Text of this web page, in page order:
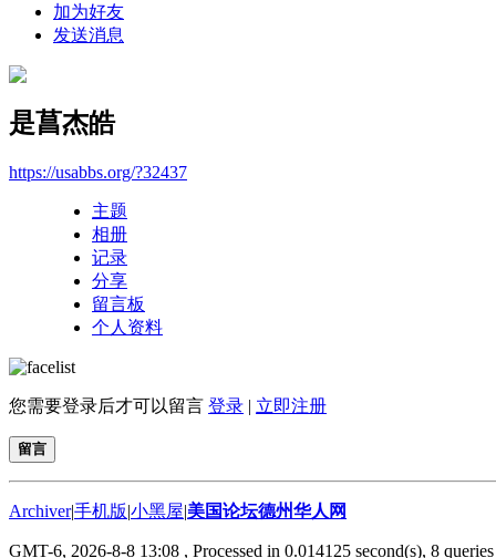
加为好友
发送消息
是菖杰皓
https://usabbs.org/?32437
主题
相册
记录
分享
留言板
个人资料
您需要登录后才可以留言 登录 | 立即注册
留言
Archiver|手机版|小黑屋|美国论坛德州华人网
GMT-6, 2026-8-8 13:08 , Processed in 0.014125 second(s), 8